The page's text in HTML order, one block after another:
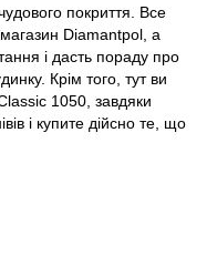
покриття. Все
магазин Diamantpol, а
і дасть пораду про
Крім того, тут ви
1050, завдяки
і купите дійсно те, що